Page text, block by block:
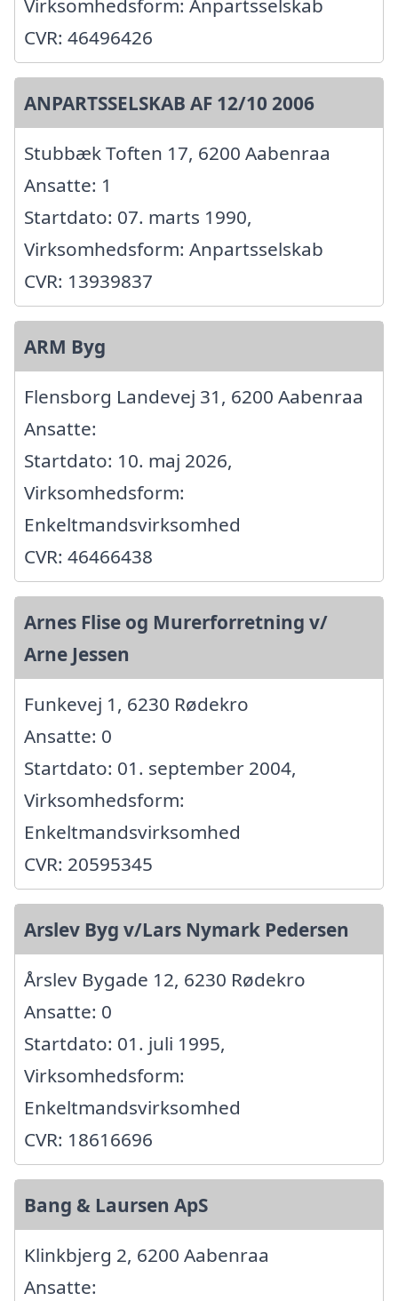
Virksomhedsform: Anpartsselskab
CVR: 46496426
ANPARTSSELSKAB AF 12/10 2006
Stubbæk Toften 17, 6200 Aabenraa
Ansatte: 1
Startdato: 07. marts 1990,
Virksomhedsform: Anpartsselskab
CVR: 13939837
ARM Byg
Flensborg Landevej 31, 6200 Aabenraa
Ansatte:
Startdato: 10. maj 2026,
Virksomhedsform:
Enkeltmandsvirksomhed
CVR: 46466438
Arnes Flise og Murerforretning v/
Arne Jessen
Funkevej 1, 6230 Rødekro
Ansatte: 0
Startdato: 01. september 2004,
Virksomhedsform:
Enkeltmandsvirksomhed
CVR: 20595345
Arslev Byg v/Lars Nymark Pedersen
Årslev Bygade 12, 6230 Rødekro
Ansatte: 0
Startdato: 01. juli 1995,
Virksomhedsform:
Enkeltmandsvirksomhed
CVR: 18616696
Bang & Laursen ApS
Klinkbjerg 2, 6200 Aabenraa
Ansatte: